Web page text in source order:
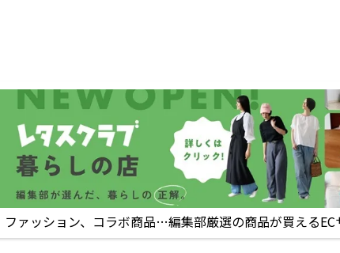
ファッション、コラボ商品…編集部厳選の商品が買えるEC